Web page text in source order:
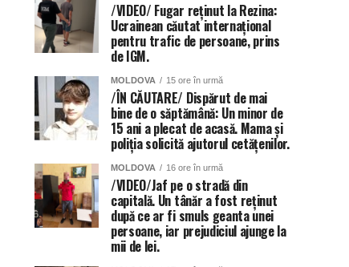
/VIDEO/ Fugar reținut la Rezina:
Ucrainean căutat internațional
pentru trafic de persoane, prins
de IGM.
MOLDOVA 15 ore în urmă
/ÎN CĂUTARE/ Dispărut de mai
bine de o săptămână: Un minor de
15 ani a plecat de acasă. Mama și
poliția solicită ajutorul cetățenilor.
MOLDOVA 16 ore în urmă
/VIDEO/Jaf pe o stradă din
capitală. Un tânăr a fost reținut
după ce ar fi smuls geanta unei
persoane, iar prejudiciul ajunge la
mii de lei.